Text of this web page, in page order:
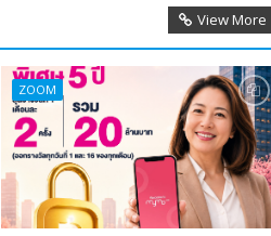
View More
ZOOM